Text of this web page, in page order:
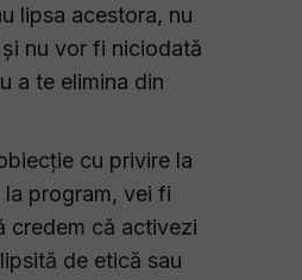
lipsa acestora, nu
nu vor fi niciodată
a te elimina din
cu privire la
program, vei fi
credem că activezi
de etică sau